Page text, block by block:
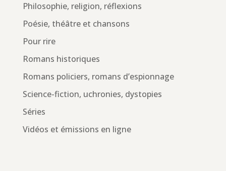
Philosophie, religion, réflexions
Poésie, théâtre et chansons
Pour rire
Romans historiques
Romans policiers, romans d’espionnage
Science-fiction, uchronies, dystopies
Séries
Vidéos et émissions en ligne